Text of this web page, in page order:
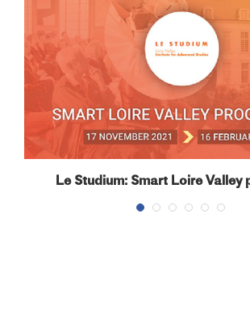
Le Studium: Smart Loire Valley